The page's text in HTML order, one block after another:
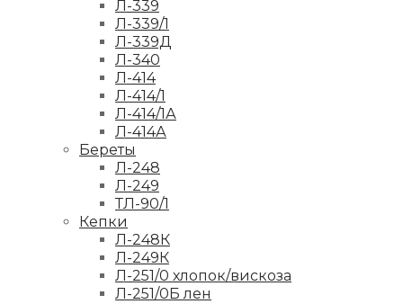
Л-339
Л-339/1
Л-339Д
Л-340
Л-414
Л-414/1
Л-414/1А
Л-414А
Береты
Л-248
Л-249
ТЛ-90/1
Кепки
Л-248К
Л-249К
Л-251/0 хлопок/вискоза
Л-251/0Б лен